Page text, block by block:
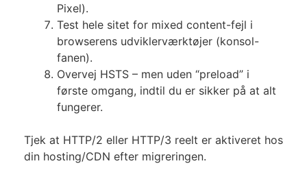
Pixel).
Test hele sitet for mixed content-fejl i
browserens udviklerværktøjer (konsol-
fanen).
Overvej HSTS – men uden “preload” i
første omgang, indtil du er sikker på at alt
fungerer.
Tjek at HTTP/2 eller HTTP/3 reelt er aktiveret hos
din hosting/CDN efter migreringen.